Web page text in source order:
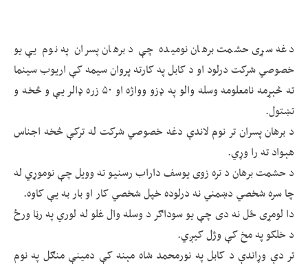
دغه سړی حشمت برهان نومیده چې د برهان پسران په نوم یې یو
خصوصي شرکت درلود او د کابل په کارته پروان سیمه کې اریوب سینما
ته څېړمه نامعلومه وسله والو په ډزو وواژه او ۵۰ زره ډالر یې و څخه و
تښتول.
د برهان پسران تر نوم لاندې دغه خصوصي شرکت له ترکې څخه اجناس
هېواد ته را وړي.
د حشمت برهان د تره زوی یوسف داراب رسنیو ته وویل چې نوموړي له
چا سره شخصي دښمني نه درلوده خپل شخصي کار او بار به یې کاوه.
دا لومړی ځل نه دی چې یو سوداګر د وسله وال غلو له لوري په رڼا ورځ
د خلکو په مخ کې وژل کیږي.
تر دې وړاندې د کابل په نورمحمد شاه مېنه کې دمینې منګل په نوم